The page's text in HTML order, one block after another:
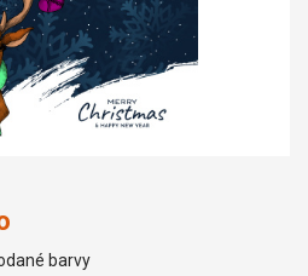
barvy